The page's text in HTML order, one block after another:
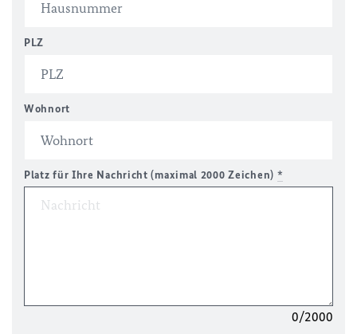
PLZ
Wohnort
Platz für Ihre Nachricht (maximal 2000 Zeichen) *
0/2000